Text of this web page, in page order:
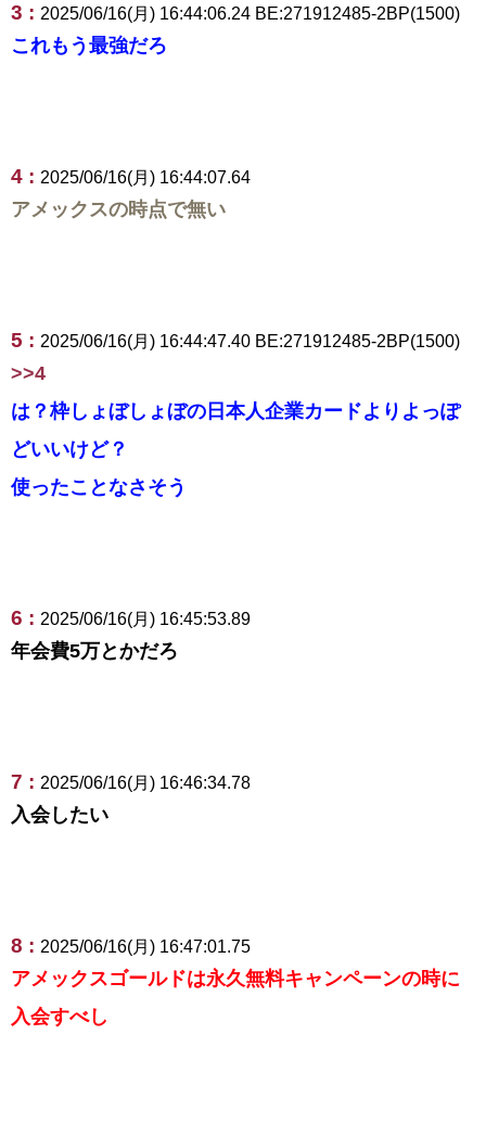
3 : 2025/06/16(月) 16:44:06.24 BE:271912485-2BP(1500)
これもう最強だろ
4 : 2025/06/16(月) 16:44:07.64
アメックスの時点で無い
5 : 2025/06/16(月) 16:44:47.40 BE:271912485-2BP(1500)
>>4
は？枠しょぼしょぼの日本人企業カードよりよっぽ
どいいけど？
使ったことなさそう
6 : 2025/06/16(月) 16:45:53.89
年会費5万とかだろ
7 : 2025/06/16(月) 16:46:34.78
入会したい
8 : 2025/06/16(月) 16:47:01.75
アメックスゴールドは永久無料キャンペーンの時に
入会すべし